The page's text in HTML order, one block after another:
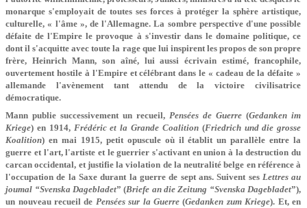
monarque s'employait de toutes ses forces à protéger la sphère artistique,
culturelle, « l'âme », de l'Allemagne. La sombre perspective d'une possible
défaite de l'Empire le provoque à s'investir dans le domaine politique, ce
dont il s'acquitte avec toute la rage que lui inspirent les propos de son propre
frère, Heinrich Mann, son aîné, lui aussi écrivain estimé, francophile,
ouvertement hostile à l'Empire et célébrant dans le « cadeau de la défaite »
allemande l'avènement tant attendu de la victoire civilisatrice
démocratique.
Mann publie successivement un recueil,Pensées de Guerre (Gedanken im
Kriege) en 1914, Frédéric et la Grande Coalition(Friedrich und die grosse
Koalition) en mai 1915, petit opuscule où il établit un parallèle entre la
guerre et l'art, l'artiste et le guerrier s'activant en union à la destruction du
carcan occidental, et justifie la violation de la neutralité belge en référence à
l'occupation de la Saxe durant la guerre de sept ans. Suivent ses Lettres au
joumal “Svenska Dagebladet” (Briefe an die Zeitung “Svenska Dagebladet”),
un nouveau recueil de Pensées sur laGuerre (Gedanken zum Kriege). Et, en